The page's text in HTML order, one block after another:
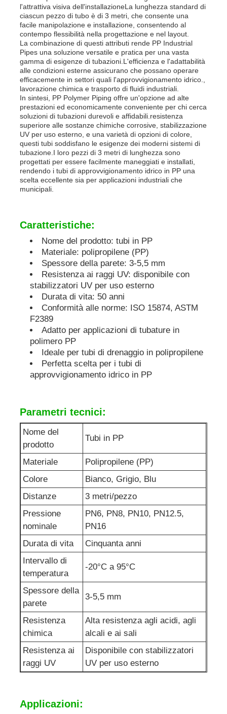
Pannello pubblicitario PP
Fogli di plastica in PP
Consiglio PPS
Lastra in polipropilene ignifuga
I pp scavano il bordo della costruzione
Lastra PP per Parete
strato del polipropilene
Tubi in PP
accessori per tubi in polipropilene
l'attrattiva visiva dell'installazioneLa lunghezza standard di
ciascun pezzo di tubo è di 3 metri, che consente una
facile manipolazione e installazione, consentendo al
contempo flessibilità nella progettazione e nel layout.
La combinazione di questi attributi rende PP Industrial
Pipes una soluzione versatile e pratica per una vasta
gamma di esigenze di tubazioni.L'efficienza e l'adattabilità
alle condizioni esterne assicurano che possano operare
efficacemente in settori quali l'approvvigionamento idrico.,
lavorazione chimica e trasporto di fluidi industriali.
In sintesi, PP Polymer Piping offre un'opzione ad alte
prestazioni ed economicamente conveniente per chi cerca
soluzioni di tubazioni durevoli e affidabili.resistenza
superiore alle sostanze chimiche corrosive, stabilizzazione
UV per uso esterno, e una varietà di opzioni di colore,
questi tubi soddisfano le esigenze dei moderni sistemi di
tubazione.I loro pezzi di 3 metri di lunghezza sono
progettati per essere facilmente maneggiati e installati,
rendendo i tubi di approvvigionamento idrico in PP una
scelta eccellente sia per applicazioni industriali che
municipali.
Caratteristiche:
Nome del prodotto: tubi in PP
Materiale: polipropilene (PP)
Spessore della parete: 3-5,5 mm
Resistenza ai raggi UV: disponibile con
stabilizzatori UV per uso esterno
Durata di vita: 50 anni
Conformità alle norme: ISO 15874, ASTM
F2389
Adatto per applicazioni di tubature in
polimero PP
Ideale per tubi di drenaggio in polipropilene
Perfetta scelta per i tubi di
approvvigionamento idrico in PP
Parametri tecnici:
Nome del
prodotto
Tubi in PP
Materiale
Polipropilene (PP)
Colore
Bianco, Grigio, Blu
Distanze
3 metri/pezzo
Pressione
nominale
PN6, PN8, PN10, PN12.5,
PN16
Durata di vita
Cinquanta anni
Intervallo di
temperatura
-20°C a 95°C
Spessore della
parete
3-5,5 mm
Resistenza
chimica
Alta resistenza agli acidi, agli
alcali e ai sali
Resistenza ai
raggi UV
Disponibile con stabilizzatori
UV per uso esterno
Applicazioni: